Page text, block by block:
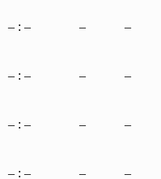
– : – – –
– : – – –
– : – – –
– : – – –